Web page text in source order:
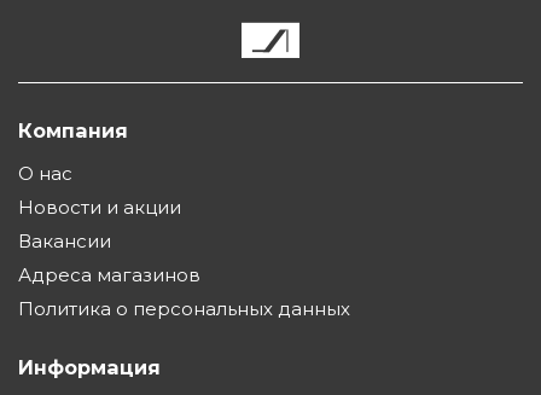
Компания
О нас
Новости и акции
Вакансии
Адреса магазинов
Политика о персональных данных
Информация